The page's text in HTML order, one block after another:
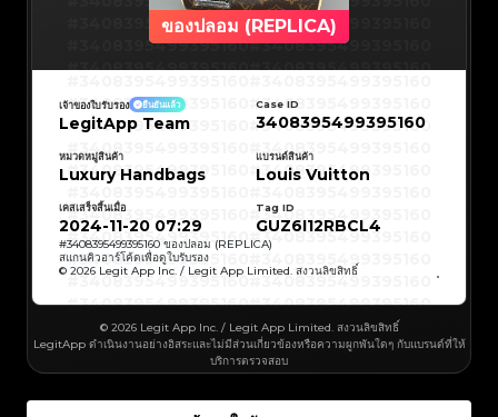
#3066123689299189#3066123689299189
#3066123689299189#3066123689299189
#3066123689299189#3066123689299189
#3066123689299189
#3066123689299189
#3066123689299189
#3066123689299189
#3066123689299189
#3066123689299189
#3066123689299189
#3066123689299189
#3066123689299189
#3066123689299189
#3066123689299189
#3066123689299189#3066123689299189
#3066123689299189#3066123689299189
#3066123689299189#3066123689299189
#3066123689299189#3066123689299189
#3066123689299189#3066123689299189
#3066123689299189
#3066123689299189
#3066123689299189#3066123689299189
#3066123689299189#3066123689299189
#3066123689299189#3066123689299189
#3066123689299189
#3066123689299189
#3066123689299189
#3066123689299189
#3066123689299189
#3066123689299189
#3066123689299189
#3066123689299189
#3066123689299189
#3066123689299189
#3066123689299189
#3066123689299189
#3066123689299189#3066123689299189
#3066123689299189 #3066123689299189
#3066123689299189#3066123689299189
#3066123689299189#3066123689299189
#3066123689299189#3066123689299189
#3066123689299189#3066123689299189
#3066123689299189#3066123689299189
#3408395499395160#3408395499395160
#3408395499395160#3408395499395160
#3408395499395160#3408395499395160
#3408395499395160
#3408395499395160
#3408395499395160
#3408395499395160
#3408395499395160
#3408395499395160
#3408395499395160
#3408395499395160
#3408395499395160
#3408395499395160
#3408395499395160
#3408395499395160
#3408395499395160#3408395499395160
#3408395499395160 #3408395499395160
#3408395499395160#3408395499395160
#3408395499395160#3408395499395160
#3408395499395160#3408395499395160
#3408395499395160#3408395499395160
#3408395499395160#3408395499395160
ของปลอม (REPLICA)
#3408395499395160
#3408395499395160
#3408395499395160
#3408395499395160
#3408395499395160
#3408395499395160
#3408395499395160
#3408395499395160
#3408395499395160
#3408395499395160
#3408395499395160 #3408395499395160
#3408395499395160
#3408395499395160
#3408395499395160#3408395499395160
#3408395499395160#3408395499395160
#3408395499395160#3408395499395160
#3408395499395160#3408395499395160
#3408395499395160#3408395499395160
เจ้าของใบรับรอง ยืนยันแล้ว
LegitApp Team
Case ID
3408395499395160
หมวดหมู่สินค้า
Luxury Handbags
แบรนด์สินค้า
Louis Vuitton
เคสเสร็จสิ้นเมื่อ
2024-11-20 07:29
Tag ID
GUZ6I12RBCL4
#3408395499395160 ของปลอม (REPLICA)
สแกนคิวอาร์โค้ดเพื่อดูใบรับรอง
© 2026 Legit App Inc. / Legit App Limited. สงวนลิขสิทธิ์
© 2026 Legit App Inc. / Legit App Limited. สงวนลิขสิทธิ์
LegitApp ดำเนินงานอย่างอิสระและไม่มีส่วนเกี่ยวข้องหรือความผูกพันใดๆ กับแบรนด์ที่ให้
บริการตรวจสอบ